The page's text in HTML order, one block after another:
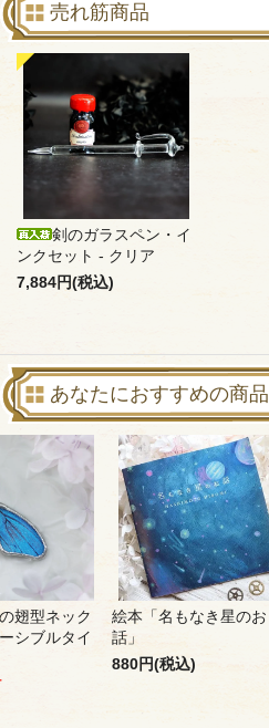
売れ筋商品
剣のガラスペン・イ
ンクセット - クリア
7,884円(税込)
あなたにおすすめの商品
翅型ネック
シブルタイ
絵本「名もなき星のお
話」
880円(税込)